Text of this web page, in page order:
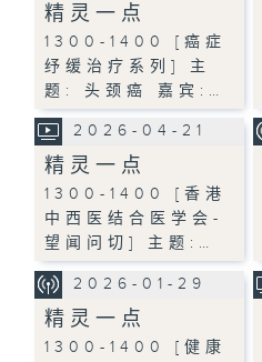
精灵一点
1300-1400 [癌症
纾缓治疗系列] 主
题: 头颈癌 嘉宾:…
2026-04-21
精灵一点
1300-1400 [香港
中西医结合医学会-
望闻问切] 主题:…
2026-01-29
精灵一点
1300-1400 [健康